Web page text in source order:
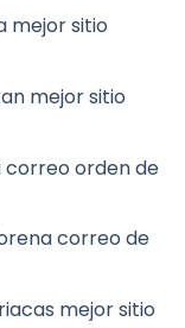
mejor sitio
mejor sitio
orden de
correo de
mejor sitio